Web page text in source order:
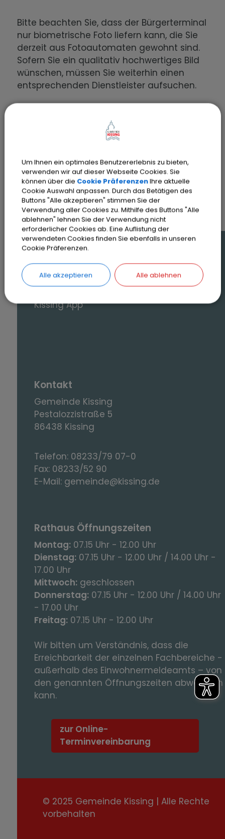
Bitte beachten Sie, dass der Bürgerterminal
nur biometrische Foto liefern kann, die Sie
derzeit aus Fotoautomaten gewohnt sind.
Sofern Sie ein qualitativ hochwertiges Bild
wünschen, müssen Sie weiterhin einen
entsprechenden Dienstleister aufsuchen.
SEITE DRUCKEN
Auf einen Blick
Online-Terminvereinbarung
Veranstaltungen und Termine
Kissing App
Kontakt
Gemeinde Kissing
Pestalozzistraße 5
86438 Kissing
Telefon: 08233/79 07-0
Fax: 08233/52 90
E-Mail: gemeinde@kissing.de
Rathaus Öffnungszeiten
Montag: 07.15 Uhr - 12.00 Uhr
Dienstag: 07.15 Uhr - 12.00 Uhr / 14.00 Uhr -
17.00 Uhr
Mittwoch: geschlossen
Donnerstag: 07.15 Uhr - 12.00 Uhr / 14.00 Uhr
- 17.00 Uhr
Freitag: 07.15 Uhr - 12.00 Uhr
Wir bitten um Verständnis, dass die
Erreichbarkeit der einzelnen Fachbereiche -
außerhalb des Einwohnermeldeamts – von
den genannten Öffnungszeiten abweichen
kann.
zur Online-
Terminvereinbarung
© 2025 Gemeinde Kissing | Alle Rechte
vorbehalten
Um Ihnen ein optimales Benutzererlebnis zu bieten,
verwenden wir auf dieser Webseite Cookies. Sie
können über die Cookie PräferenzenIhre aktuelle
Cookie Auswahl anpassen. Durch das Betätigen des
Buttons "Alle akzeptieren" stimmen Sie der
Verwendung aller Cookies zu. Mithilfe des Buttons "Alle
ablehnen" lehnen Sie der Verwendung nicht
erforderlicher Cookies ab. Eine Auflistung der
verwendeten Cookies finden Sie ebenfalls in unseren
Cookie Präferenzen.
Alle akzeptieren Alle ablehnen